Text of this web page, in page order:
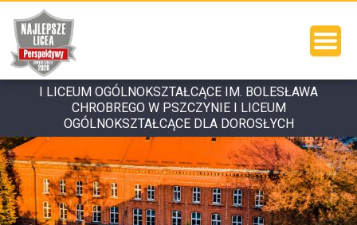
I LICEUM OGÓLNOKSZTAŁCĄCE IM. BOLESŁAWA
CHROBREGO W PSZCZYNIE I LICEUM
OGÓLNOKSZTAŁCĄCE DLA DOROSŁYCH